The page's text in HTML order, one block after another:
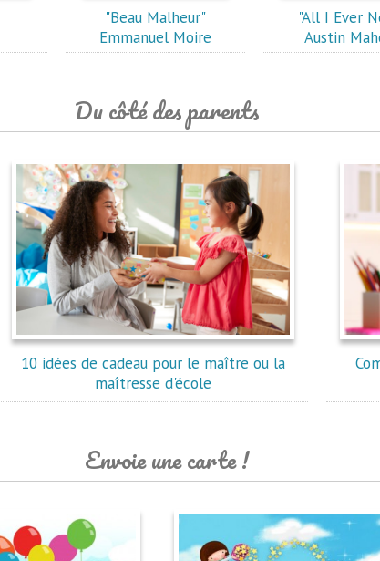
"Beau Malheur"
Emmanuel Moire
"All I Ever
Austin
Du côté des parents
10 idées de cadeau pour le maître ou la
maîtresse d'école
Envoie une carte !